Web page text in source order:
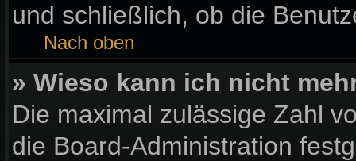
und schließlich, ob die
Nach oben
» Wieso kann ich nicht
Die maximal zulässige Zahl
die Board-Administration